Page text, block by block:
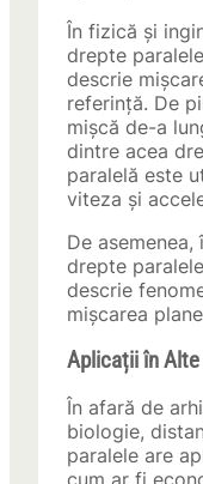
În fizică și
drepte
descrie
referință. De
mișcă de-a
dintre acea
paralelă este
viteza și
De
drepte
descrie
mișcarea
Aplicații în
În afară de
biologie,
paralele are